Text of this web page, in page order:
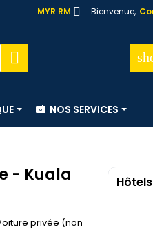
Bienvenue,
MYR RM 

NOS SERVICES
- Kuala
privée (non